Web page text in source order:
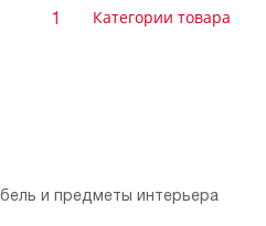
1 Категории товара
и предметы интерьера